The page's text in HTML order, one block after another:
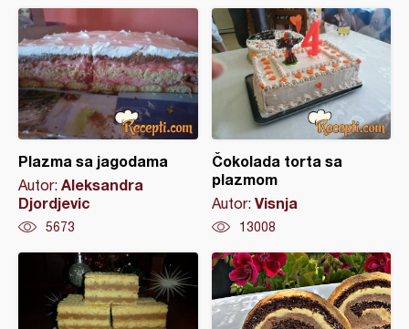
Plazma sa jagodama
Autor: Aleksandra
Djordjevic
5673
Čokolada torta sa
plazmom
Autor: Visnja
13008